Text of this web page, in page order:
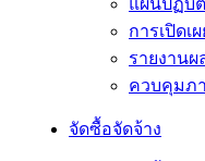
การเปิด
รายงานผ
ควบคุมภ
จัดซื้อจัดจ้าง